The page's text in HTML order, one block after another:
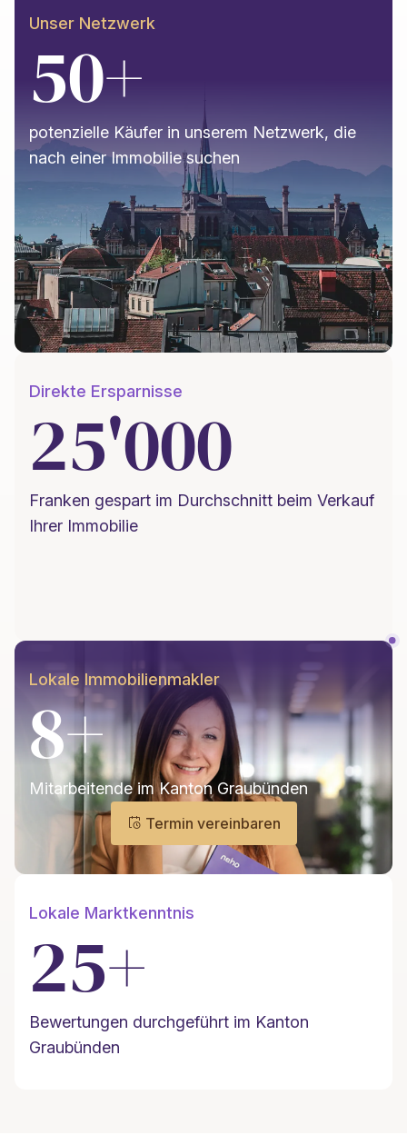
Unser Netzwerk
50+
potenzielle Käufer in unserem Netzwerk, die
nach einer Immobilie suchen
Lokale Immobilienmakler
8+
Mitarbeitende im Kanton Graubünden
Termin vereinbaren
Lokale Marktkenntnis
25+
Bewertungen durchgeführt im Kanton
Graubünden
Direkte Ersparnisse
25'000
Franken gespart im Durchschnitt beim Verkauf
Ihrer Immobilie